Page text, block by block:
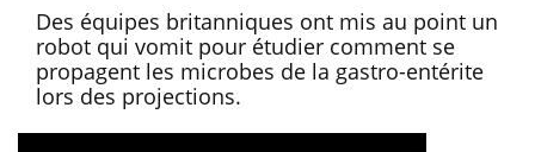
Des équipes britanniques ont mis au point un
robot qui vomit pour étudier comment se
propagent les microbes de la gastro-entérite
lors des projections.